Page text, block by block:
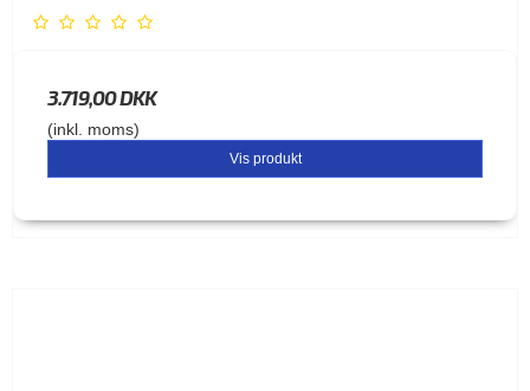
3.719,00 DKK
(inkl. moms)
Vis produkt